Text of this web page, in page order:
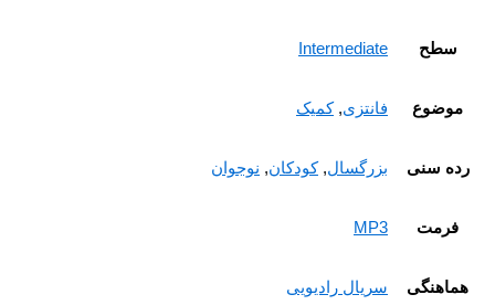
سطح Intermediate
موضوع فانتزی,کمیک
سنی بزرگسال,کودکان,نوجوان
فرمت MP3
سریال رادیویی